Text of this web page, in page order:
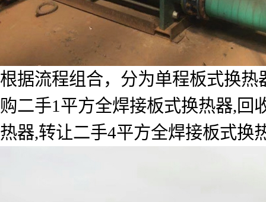
根据流程组合，分为单程板式换
购二手1平方全焊接板式换热器,回
热器,转让二手4平方全焊接板式换